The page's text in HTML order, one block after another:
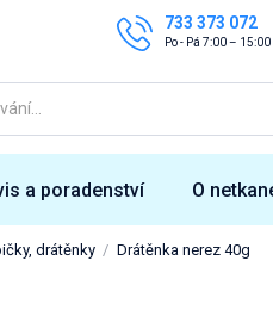
733 373 072
Po - Pá 7:00 – 15:00
a poradenství O
drátěnky Drátěnka nerez 40g